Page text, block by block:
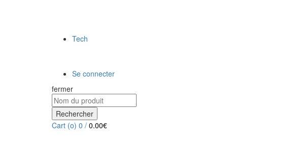
Tech
Se connecter
fermer
Rechercher
Cart (o) 0 / 0.00€